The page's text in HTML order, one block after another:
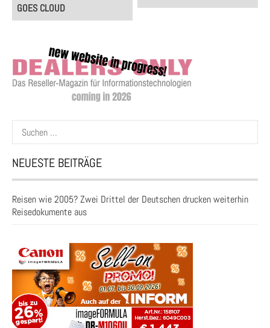
GOES CLOUD
Suchen
nach:
NEUESTE BEITRÄGE
Reisen wie 2005? Zwei Drittel der Deutschen drucken weiterhin
Reisedokumente aus